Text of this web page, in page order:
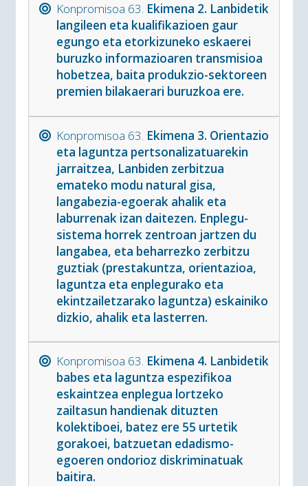
Konpromisoa 63. Ekimena 2. Lanbidetik
langileen eta kualifikazioen gaur
egungo eta etorkizuneko eskaerei
buruzko informazioaren transmisioa
hobetzea, baita produkzio-sektoreen
premien bilakaerari buruzkoa ere.
Konpromisoa 63. Ekimena 3. Orientazio
eta laguntza pertsonalizatuarekin
jarraitzea, Lanbiden zerbitzua
emateko modu natural gisa,
langabezia-egoerak ahalik eta
laburrenak izan daitezen. Enplegu-
sistema horrek zentroan jartzen du
langabea, eta beharrezko zerbitzu
guztiak (prestakuntza, orientazioa,
laguntza eta enplegurako eta
ekintzailetzarako laguntza) eskainiko
dizkio, ahalik eta lasterren.
Konpromisoa 63. Ekimena 4. Lanbidetik
babes eta laguntza espezifikoa
eskaintzea enplegua lortzeko
zailtasun handienak dituzten
kolektiboei, batez ere 55 urtetik
gorakoei, batzuetan edadismo-
egoeren ondorioz diskriminatuak
baitira.